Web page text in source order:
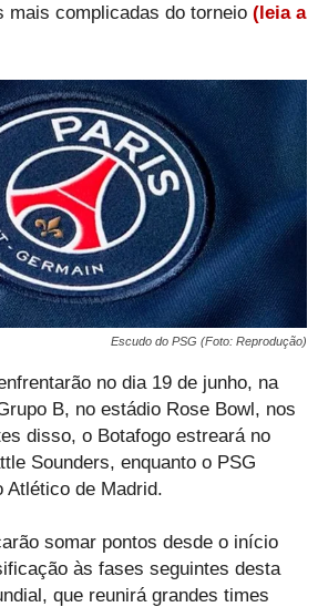
mais complicadas do torneio (leia a
Escudo do PSG (Foto: Reprodução)
no dia 19 de junho, na
B, no estádio Rose Bowl, nos
disso, o Botafogo estreará no
Sounders, enquanto o PSG
Atlético de Madrid.
somar pontos desde o início
às fases seguintes desta
que reunirá grandes times